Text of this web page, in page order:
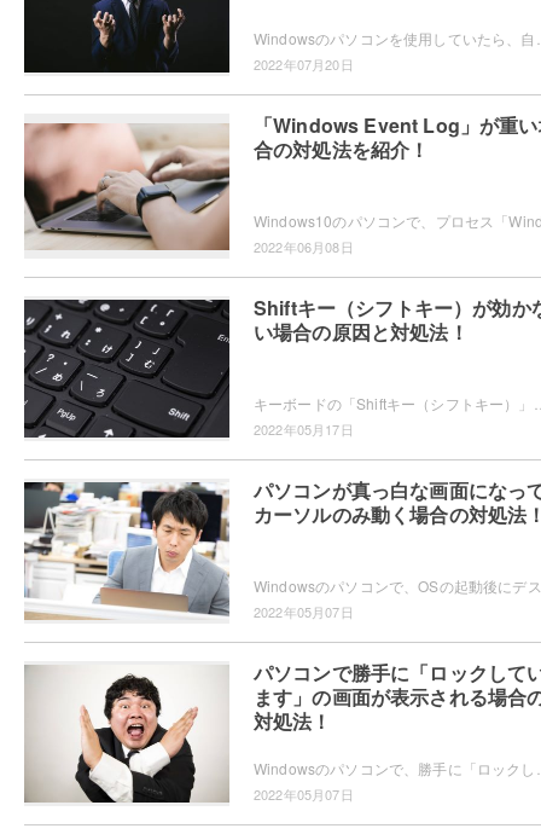
2022年07月20日
「Windows Event Log」が重
合の対処法を紹介！
2022年06月08日
Shiftキー（シフトキー）が効か
い場合の原因と対処法！
2022年05月17日
パソコンが真っ白な画面になっ
カーソルのみ動く場合の対処法
2022年05月07日
パソコンで勝手に「ロックして
ます」の画面が表示される場合
対処法！
2022年05月07日